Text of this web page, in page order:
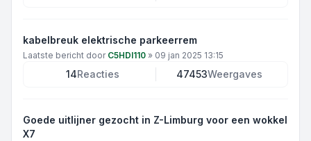
kabelbreuk elektrische parkeerrem
Laatste bericht door C5HDI110 » 09 jan 2025 13:15
14Reacties 47453Weergaves
Goede uitlijner gezocht in Z-Limburg voor een wokkel
X7